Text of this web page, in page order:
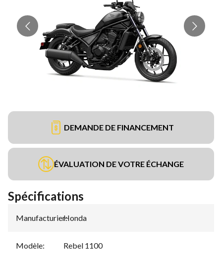
DEMANDE DE FINANCEMENT
ÉVALUATION DE VOTRE ÉCHANGE
Spécifications
Manufacturier:
Honda
Modèle: Rebel 1100